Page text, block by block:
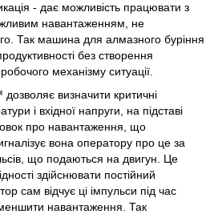
- дає можливість працювати з
навантаженням, не
Так машина для алмазного буріння
без створення
механізму ситуації.
визначити критичні
і вхідної напруги, на підставі
про навантаження, що
вона оператору про це за
що подаються на двигун. Це
здійснювати постійний
сам відчує ці імпульси під час
навантаження. Так